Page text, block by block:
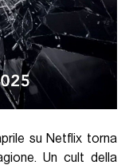
su Netflix torna
Un cult della